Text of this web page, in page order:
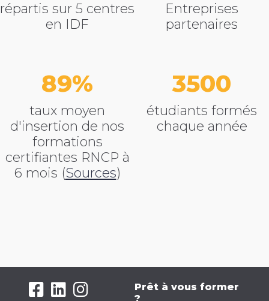
répartis sur 5 centres
en IDF
Entreprises
partenaires
89
taux moyen
d'insertion de nos
formations
certifiantes RNCP à
6 mois (Sources)
3500
étudiants formés
chaque année
Prêt à vous former
?